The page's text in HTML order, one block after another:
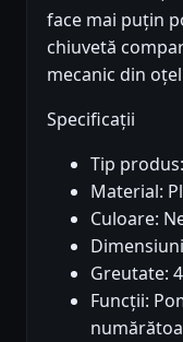
face mai puțin
chiuvetă
mecanic din
Specificații
Tip
Material:
Culoare:
Greutate:
Funcții: